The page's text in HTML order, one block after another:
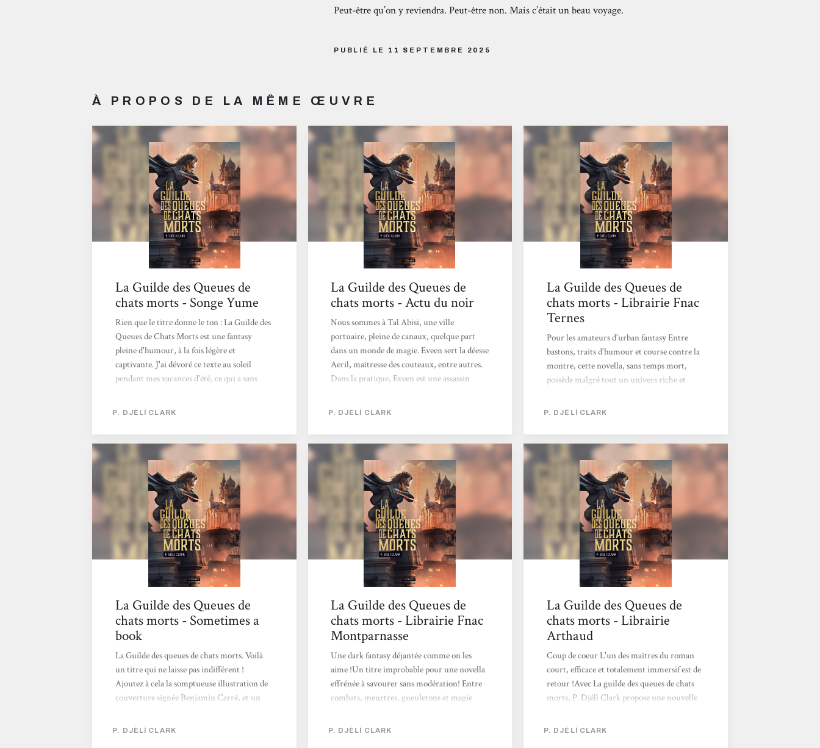
Peut-être qu’on y reviendra. Peut-être non. Mais c’était un beau voyage.
PUBLIÉ LE 11 SEPTEMBRE 2025
À PROPOS DE LA MÊME ŒUVRE
La Guilde des Queues de
chats morts - Songe Yume
Rien que le titre donne le ton : La Guilde des
Queues de Chats Morts est une fantasy
pleine d'humour, à la fois légère et
captivante. J'ai dévoré ce texte au soleil
pendant mes vacances d'été, ce qui a sans
ses aventures. Le dénouement final m'a
créole en lecture a été un défi aussi
surprenant qu'enrichissant. Si vous cherchez
de l'action, de l'humour et une bonne dose de
badassitude… foncez !
P. DJÈLÍ CLARK
La Guilde des Queues de
chats morts - Actu du noir
Nous sommes à Tal Abisi, une ville
portuaire, pleine de canaux, quelque part
dans un monde de magie. Eveen sert la déesse
Aeril, maîtresse des couteaux, entre autres.
Dans la pratique, Eveen est une assassin
dont la plus importante est : Tout contrat
été morte, et ressuscitée pour faire donc
partie de la guilde des queues de chats morts.
Voilà pour le contexte. Le roman commence
quand elle doit aller honorer un nouveau
contrat. Qui bien entendu va mal se passer et
on s’en doute, l’amener...
P. DJÈLÍ CLARK
La Guilde des Queues de
chats morts - Librairie Fnac
Ternes
Pour les amateurs d'urban fantasy Entre
bastons, traits d'humour et course contre la
montre, cette novella, sans temps mort,
possède malgré tout un univers riche et
Plus complexe qu'il n'y parait, l'auteur y
ou la quête d'identité... mais sans prise de
P. DJÈLÍ CLARK
La Guilde des Queues de
chats morts - Sometimes a
book
La Guilde des queues de chats morts. Voilà
un titre qui ne laisse pas indifférent !
Ajoutez à cela la somptueuse illustration de
couverture signée Benjamin Carré, et un
héroïne… déjà morte, et l’on comprend que
P. DJÈLÍ CLARK
La Guilde des Queues de
chats morts - Librairie Fnac
Montparnasse
Une dark fantasy déjantée comme on les
aime !Un titre improbable pour une novella
effrénée à savourer sans modération! Entre
combats, meurtres, gueuletons et magie
de la quête d'identité dans une course contre
P. DJÈLÍ CLARK
La Guilde des Queues de
chats morts - Librairie
Arthaud
Coup de coeur L'un des maîtres du roman
court, efficace et totalement immersif est de
retour !Avec La guilde des queues de chats
morts, P. Djélì Clark propose une nouvelle
humour et sans aucun temps mort. Ce livre
P. DJÈLÍ CLARK